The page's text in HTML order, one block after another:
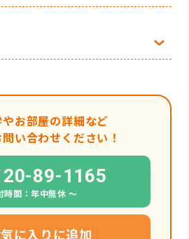
お部屋の詳細など
い合わせください！
89-1165
時間：年中無休 〜
に入りに追加